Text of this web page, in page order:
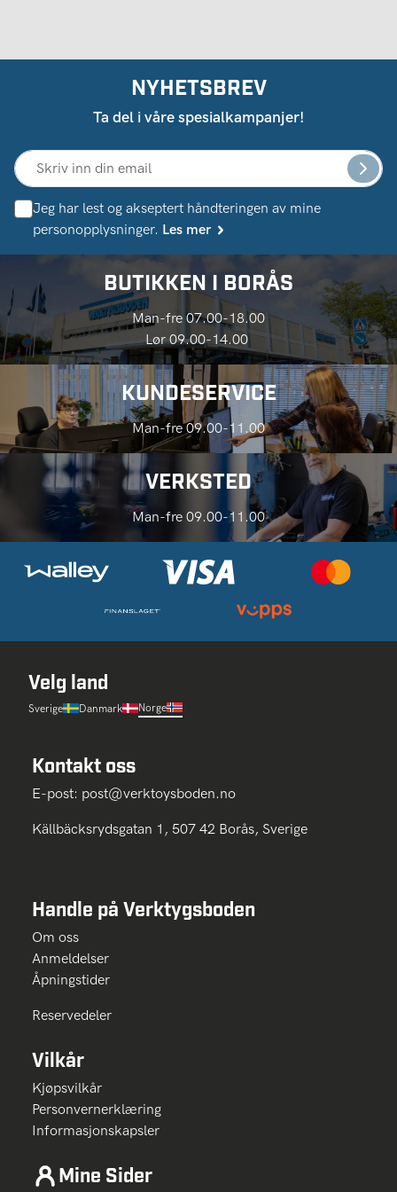
NYHETSBREV
Ta del i våre spesialkampanjer!
Jeg har lest og akseptert håndteringen av mine
personopplysninger. Les mer
BUTIKKEN I BORÅS
Man-fre 07.00-18.00
Lør 09.00-14.00
KUNDESERVICE
Man-fre 09.00-11.00
VERKSTED
Man-fre 09.00-11.00
Velg land
Sverige Danmark Norge
Kontakt oss
E-post: post@verktoysboden.no
Källbäcksrydsgatan 1, 507 42 Borås, Sverige
Handle på Verktygsboden
Om oss
Anmeldelser
Åpningstider
Reservedeler
Vilkår
Kjøpsvilkår
Personvernerklæring
Informasjonskapsler
Mine Sider